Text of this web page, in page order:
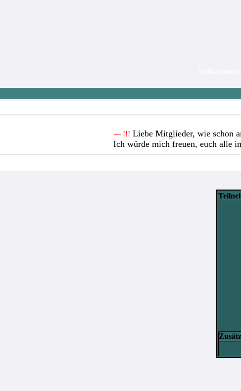
--- !!! Liebe Mitglieder, wie schon
Ich würde mich freuen, euch alle